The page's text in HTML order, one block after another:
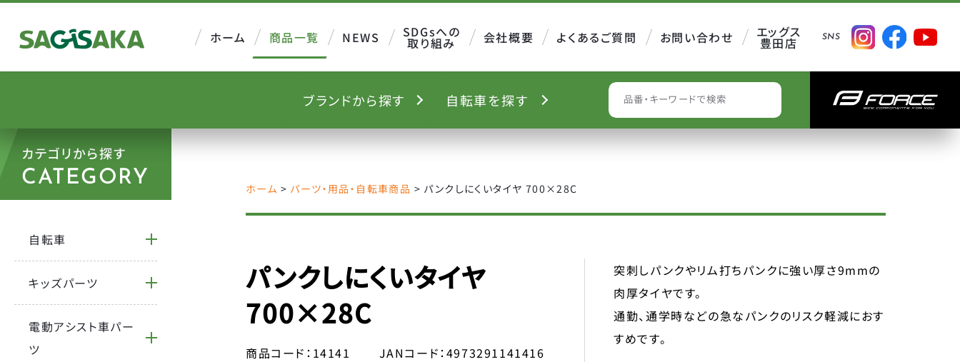
ホーム 商品一覧 NEWS SDGsへの
取り組み 会社概要 よくあるご質問 お問い合わせ エッグス
豊田店 SNS
ブランドから探す 自転車を探す
カテゴリから探す
CATEGORY
自転車
キッズパーツ
電動アシスト車パー
ツ
ホーム > パーツ・用品・自転車商品 > パンクしにくいタイヤ 700×28C
パンクしにくいタイヤ
700×28C
商品コード： 14141 JANコード：4973291141416
突刺しパンクやリム打ちパンクに強い厚さ9mmの
肉厚タイヤです。
通勤、通学時などの急なパンクのリスク軽減におす
すめです。